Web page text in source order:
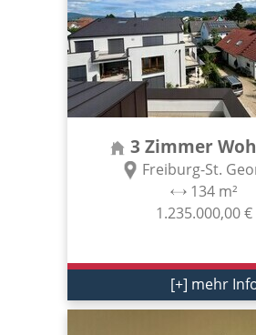
3 Zimmer
Freiburg-St.
134 m²
1.235.000,00 €
[+] mehr